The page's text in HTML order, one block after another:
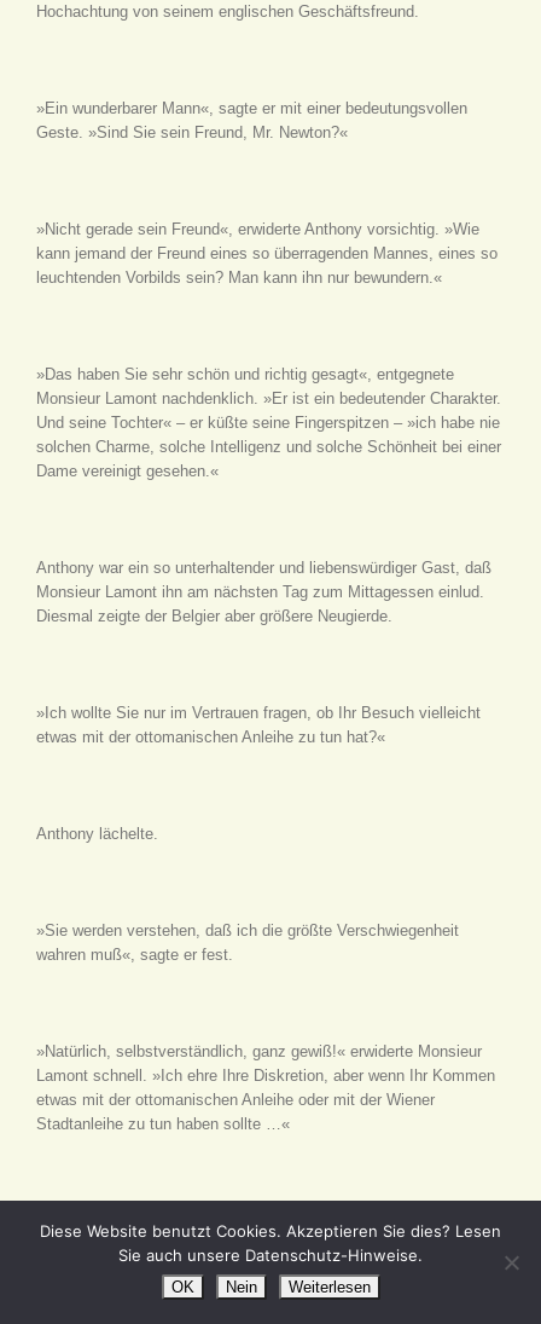
Hochachtung von seinem englischen Geschäftsfreund.
»Ein wunderbarer Mann«, sagte er mit einer bedeutungsvollen
Geste. »Sind Sie sein Freund, Mr. Newton?«
»Nicht gerade sein Freund«, erwiderte Anthony vorsichtig. »Wie
kann jemand der Freund eines so überragenden Mannes, eines so
leuchtenden Vorbilds sein? Man kann ihn nur bewundern.«
»Das haben Sie sehr schön und richtig gesagt«, entgegnete
Monsieur Lamont nachdenklich. »Er ist ein bedeutender Charakter.
Und seine Tochter« – er küßte seine Fingerspitzen – »ich habe nie
solchen Charme, solche Intelligenz und solche Schönheit bei einer
Dame vereinigt gesehen.«
Anthony war ein so unterhaltender und liebenswürdiger Gast, daß
Monsieur Lamont ihn am nächsten Tag zum Mittagessen einlud.
Diesmal zeigte der Belgier aber größere Neugierde.
»Ich wollte Sie nur im Vertrauen fragen, ob Ihr Besuch vielleicht
etwas mit der ottomanischen Anleihe zu tun hat?«
Anthony lächelte.
»Sie werden verstehen, daß ich die größte Verschwiegenheit
wahren muß«, sagte er fest.
»Natürlich, selbstverständlich, ganz gewiß!« erwiderte Monsieur
Lamont schnell. »Ich ehre Ihre Diskretion, aber wenn Ihr Kommen
etwas mit der ottomanischen Anleihe oder mit der Wiener
Stadtanleihe zu tun haben sollte …«
Diese Website benutzt Cookies. Akzeptieren Sie dies? Lesen
Sie auch unsere Datenschutz-Hinweise.
OK Nein Weiterlesen